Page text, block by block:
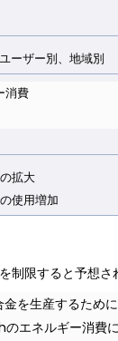
ーザー別、地域別
消費
拡大
使用増加
制限すると予想さ
を生産するため
エネルギー消費